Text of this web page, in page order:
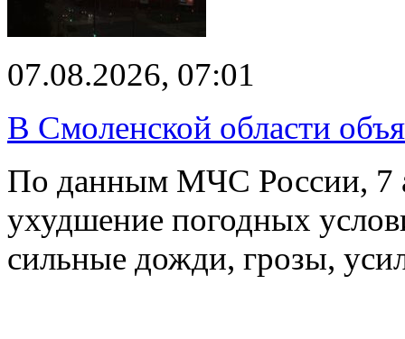
07.08.2026, 07:01
В Смоленской области
По данным МЧС России, 7
ухудшение погодных
сильные дожди, грозы,